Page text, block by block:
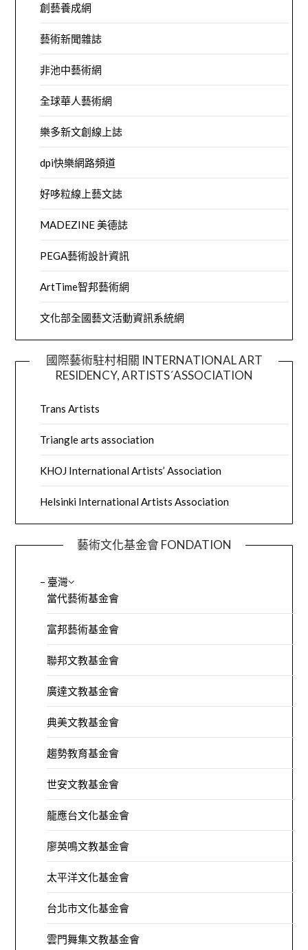
創藝養成網
藝術新聞雜誌
非池中藝術網
全球華人藝術網
樂多新文創線上誌
dpi快樂網路頻道
好哆粒線上藝文誌
MADEZINE 美德誌
PEGA藝術設計資訊
ArtTime智邦藝術網
文化部全國藝文活動資訊系統網
國際藝術駐村相關 INTERNATIONAL ART
RESIDENCY, ARTISTS´ASSOCIATION
Trans Artists
Triangle arts association
KHOJ International Artists’ Association
Helsinki International Artists Association
藝術文化基金會 FONDATION
– 臺灣
當代藝術基金會
富邦藝術基金會
聯邦文教基金會
廣達文教基金會
典美文教基金會
趨勢教育基金會
世安文教基金會
龍應台文化基金會
廖英鳴文教基金會
太平洋文化基金會
台北市文化基金會
雲門舞集文教基金會